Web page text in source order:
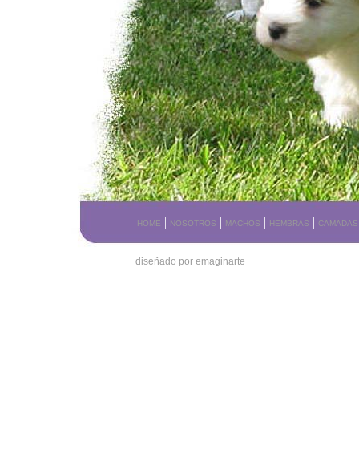
HOME | NOSOTROS | MACHOS | HEMBRAS | CAMADAS
diseñado por emaginarte